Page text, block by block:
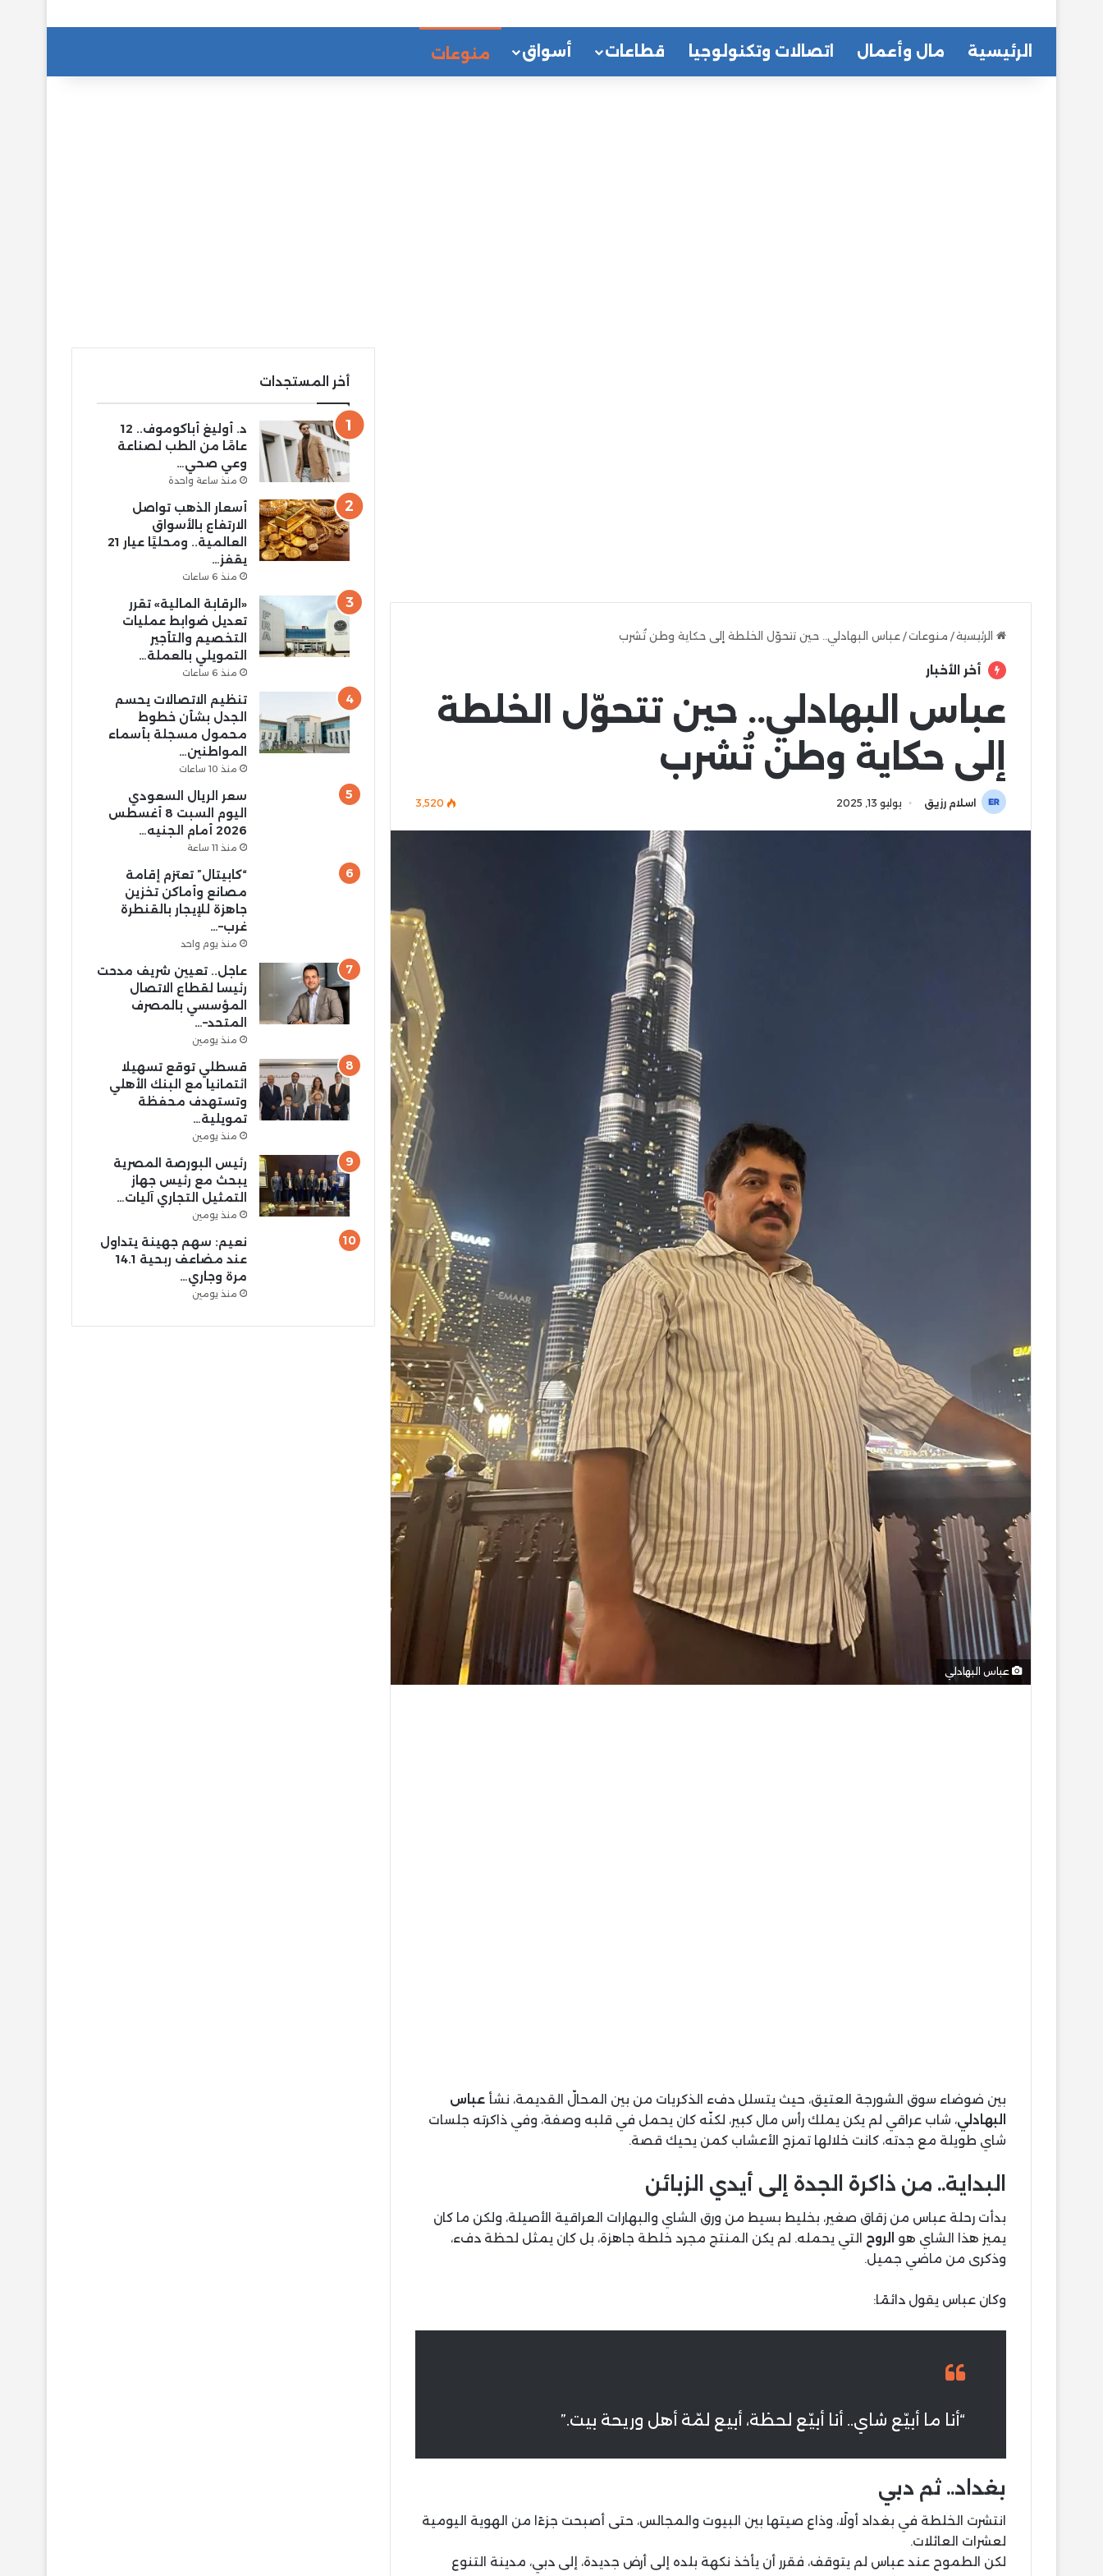
الرئيسية مال وأعمال اتصالات وتكنولوجيا قطاعات أسواق منوعات
الرئيسية/ منوعات/ عباس البهادلي.. حين تتحوّل الخلطة إلى حكاية وطن تُشرب
أخر الأخبار
عباس البهادلي.. حين تتحوّل الخلطة
إلى حكاية وطن تُشرب
اسلام رزيق يوليو 13, 2025 3٬520
عباس البهادلي
بين ضوضاء سوق الشورجة العتيق، حيث يتسلل دفء الذكريات من بين المحالّ القديمة، نشأ عباس
البهادلي، شاب عراقي لم يكن يملك رأس مال كبير، لكنّه كان يحمل في قلبه وصفة، وفي ذاكرته جلسات
شاي طويلة مع جدته، كانت خلالها تمزج الأعشاب كمن يحيك قصة.
البداية.. من ذاكرة الجدة إلى أيدي الزبائن
بدأت رحلة عباس من زقاق صغير، بخليط بسيط من ورق الشاي والبهارات العراقية الأصيلة، ولكن ما كان
يميز هذا الشاي هو
الروح التي يحمله. لم يكن المنتج مجرد خلطة جاهزة، بل كان يمثل لحظة دفء،
وذكرى من ماضي جميل.
وكان عباس يقول دائمًا:
“أنا ما أبيّع شاي.. أنا أبيّع لحظة، أبيع لمّة أهل وريحة بيت.”
بغداد.. ثم دبي
انتشرت الخلطة في بغداد أولًا، وذاع صيتها بين البيوت والمجالس، حتى أصبحت جزءًا من الهوية اليومية
لعشرات العائلات.
لكن الطموح عند عباس لم يتوقف، فقرر أن يأخذ نكهة بلده إلى أرض جديدة، إلى دبي، مدينة التنوع
أخر المستجدات
د. أوليغ أباكوموف.. 12
عامًا من الطب لصناعة
وعي صحي…
منذ ساعة واحدة
أسعار الذهب تواصل
الارتفاع بالأسواق
العالمية.. ومحليًا عيار 21
يقفز…
منذ 6 ساعات
«الرقابة المالية» تقرر
تعديل ضوابط عمليات
التخصيم والتأجير
التمويلي بالعملة…
منذ 6 ساعات
تنظيم الاتصالات يحسم
الجدل بشأن خطوط
محمول مسجلة بأسماء
المواطنين…
منذ 10 ساعات
سعر الريال السعودي
اليوم السبت 8 أغسطس
2026 أمام الجنيه…
منذ 11 ساعة
“كابيتال” تعتزم إقامة
مصانع وأماكن تخزين
جاهزة للإيجار بالقنطرة
غرب–…
منذ يوم واحد
عاجل.. تعيين شريف مدحت
رئيسا لقطاع الاتصال
المؤسسي بالمصرف
المتحد–…
منذ يومين
قسطلي توقع تسهيلا
ائتمانيا مع البنك الأهلي
وتستهدف محفظة
تمويلية…
منذ يومين
رئيس البورصة المصرية
يبحث مع رئيس جهاز
التمثيل التجاري آليات…
منذ يومين
نعيم: سهم جهينة يتداول
عند مضاعف ربحية 14.1
مرة وجاري…
منذ يومين